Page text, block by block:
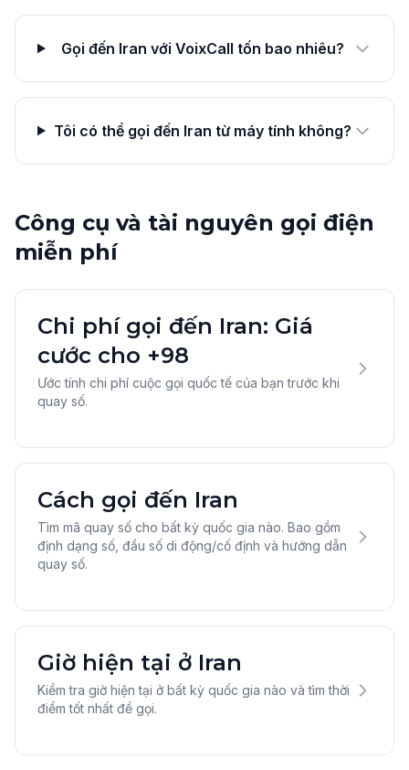
Gọi đến Iran với VoixCall tốn bao nhiêu?
Tôi có thể gọi đến Iran từ máy tính không?
Công cụ và tài nguyên gọi điện
miễn phí
Chi phí gọi đến Iran: Giá
cước cho +98
Ước tính chi phí cuộc gọi quốc tế của bạn trước khi
quay số.
Cách gọi đến Iran
Tìm mã quay số cho bất kỳ quốc gia nào. Bao gồm
định dạng số, đầu số di động/cố định và hướng dẫn
quay số.
Giờ hiện tại ở Iran
Kiểm tra giờ hiện tại ở bất kỳ quốc gia nào và tìm thời
điểm tốt nhất để gọi.